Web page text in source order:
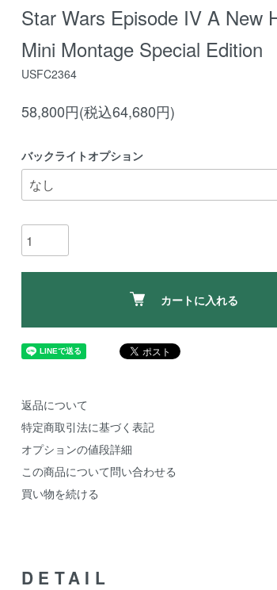
Star Wars Episode IV A New
Mini Montage Special Edition
USFC2364
58,800円(税込64,680円)
バックライトオプション
カートに入れる
返品について
特定商取引法に基づく表記
オプションの値段詳細
この商品について問い合わせる
買い物を続ける
DETAIL